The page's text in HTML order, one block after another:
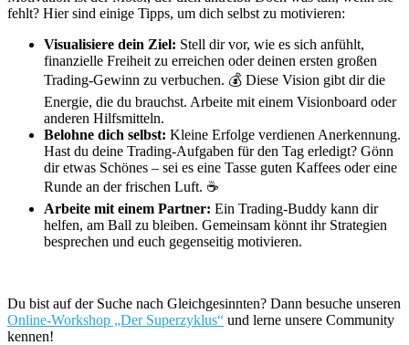
fehlt? Hier sind einige Tipps, um dich selbst zu motivieren:
Visualisiere dein Ziel: Stell dir vor, wie es sich anfühlt,
finanzielle Freiheit zu erreichen oder deinen ersten großen
Trading-Gewinn zu verbuchen. 💰 Diese Vision gibt dir die
Energie, die du brauchst. Arbeite mit einem Visionboard oder
anderen Hilfsmitteln.
Belohne dich selbst: Kleine Erfolge verdienen Anerkennung.
Hast du deine Trading-Aufgaben für den Tag erledigt? Gönn
dir etwas Schönes – sei es eine Tasse guten Kaffees oder eine
Runde an der frischen Luft. ☕
Arbeite mit einem Partner: Ein Trading-Buddy kann dir
helfen, am Ball zu bleiben. Gemeinsam könnt ihr Strategien
besprechen und euch gegenseitig motivieren.
Du bist auf der Suche nach Gleichgesinnten? Dann besuche unseren
Online-Workshop „Der Superzyklus“ und lerne unsere Community
kennen!